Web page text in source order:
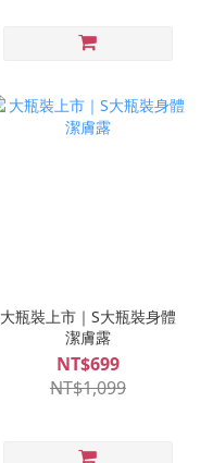
大瓶裝上市｜S大瓶裝身體
潔膚露
NT$699
NT$1,099